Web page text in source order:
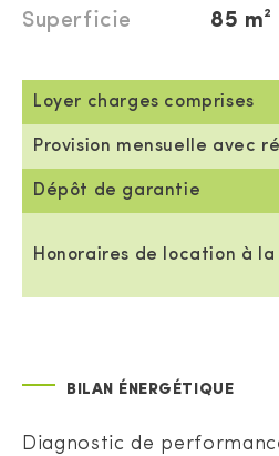
Superficie 85 m²
Loyer charges comprises
Provision mensuelle avec
Dépôt de garantie
Honoraires de location à
BILAN ÉNERGÉTIQUE
Diagnostic de